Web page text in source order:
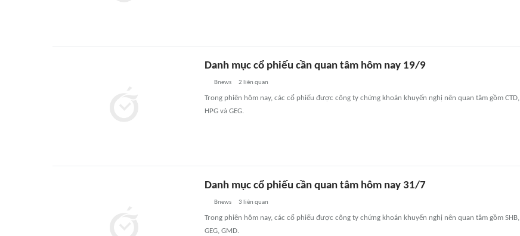
Danh mục cổ phiếu cần quan tâm hôm nay 19/9
Bnews 2 liên quan
Trong phiên hôm nay, các cổ phiếu được công ty chứng khoán khuyến nghị nên quan tâm gồm CTD,
HPG và GEG.
Danh mục cổ phiếu cần quan tâm hôm nay 31/7
Bnews 3 liên quan
Trong phiên hôm nay, các cổ phiếu được công ty chứng khoán khuyến nghị nên quan tâm gồm SHB,
GEG, GMD.